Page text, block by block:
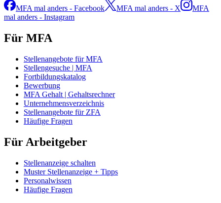
MFA mal anders - Facebook MFA mal anders - X
MFA
mal anders - Instagram
Für MFA
Stellenangebote für MFA
Stellengesuche | MFA
Fortbildungskatalog
Bewerbung
MFA Gehalt | Gehaltsrechner
Unternehmensverzeichnis
Stellenangebote für ZFA
Häufige Fragen
Für Arbeitgeber
Stellenanzeige schalten
Muster Stellenanzeige + Tipps
Personalwissen
Häufige Fragen